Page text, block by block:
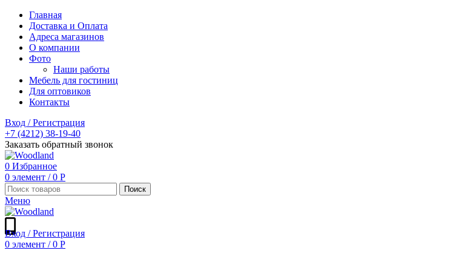
Главная
Доставка и Оплата
Адреса магазинов
О компании
Фото
Наши работы
Мебель для гостиниц
Для оптовиков
Контакты
Вход / Регистрация
+7 (4212) 38-19-40
Заказать обратный звонок
0 Избранное
0 элемент / 0 Р
Поиск
Меню
Вход / Регистрация
0 элемент / 0 Р